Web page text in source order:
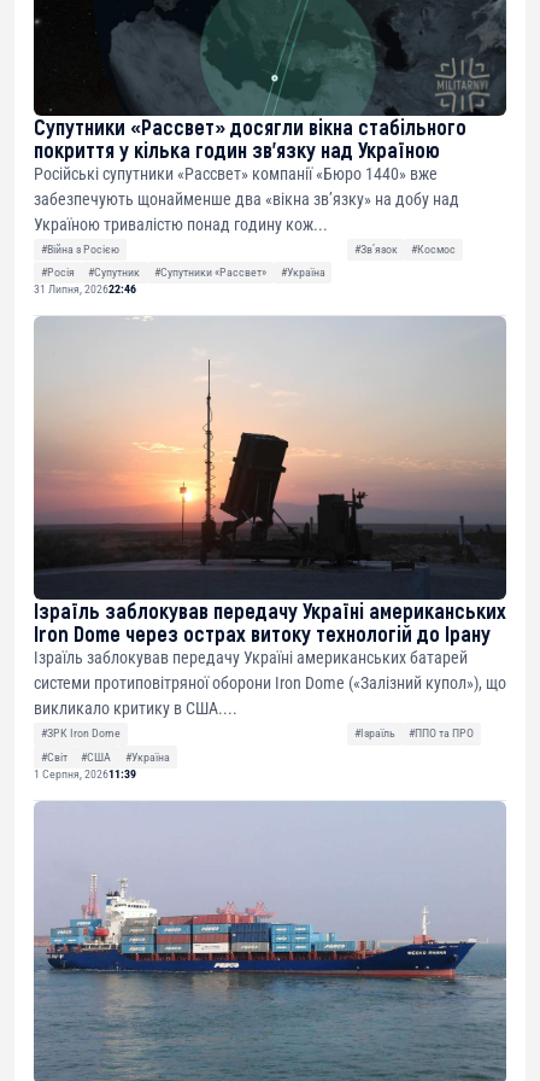
Супутники «Рассвет» досягли вікна стабільного
покриття у кілька годин зв’язку над Україною
Російські супутники «Рассвет» компанії «Бюро 1440» вже
забезпечують щонайменше два «вікна зв’язку» на добу над
Україною тривалістю понад годину кож...
#Війна з Росією #Звʼязок
#Космос
#Росія
#Супутник #Супутники «Рассвет»
#Україна
31 Липня, 202622:46
Ізраїль заблокував передачу Україні американських
Iron Dome через острах витоку технологій до Ірану
Ізраїль заблокував передачу Україні американських батарей
системи протиповітряної оборони Iron Dome («Залізний купол»), що
викликало критику в США....
#ЗРК Iron Dome #Ізраїль
#ППО та ПРО
#Світ
#США
#Україна
1 Серпня, 202611:39